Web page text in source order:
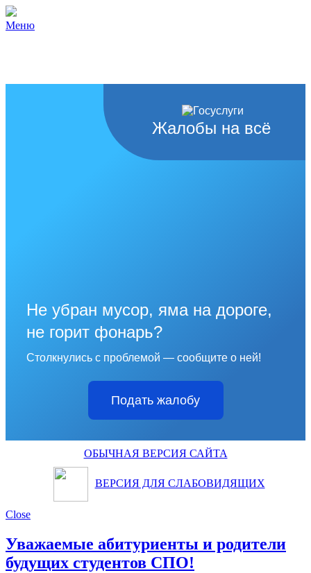
Меню
Жалобы на всё
Не убран мусор, яма на дороге,
не горит фонарь?
Столкнулись с проблемой — сообщите о ней!
Подать жалобу
ОБЫЧНАЯ ВЕРСИЯ САЙТА
ВЕРСИЯ ДЛЯ СЛАБОВИДЯЩИХ
Close
Уважаемые абитуриенты и родители
будущих студентов СПО!